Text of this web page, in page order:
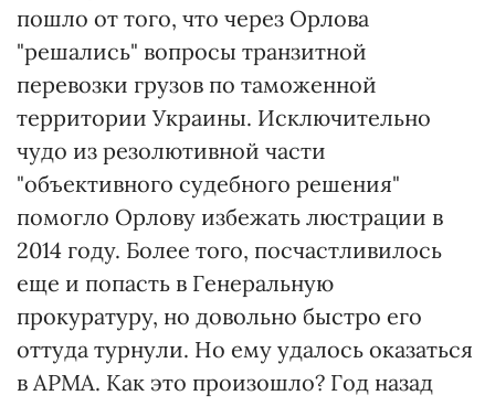
пошло от того, что через Орлова
"решались" вопросы транзитной
перевозки грузов по таможенной
территории Украины. Исключительно
чудо из резолютивной части
"объективного судебного решения"
помогло Орлову избежать люстрации в
2014 году. Более того, посчастливилось
еще и попасть в Генеральную
прокуратуру, но довольно быстро его
оттуда турнули. Но ему удалось оказаться
в АРМА. Как это произошло? Год назад